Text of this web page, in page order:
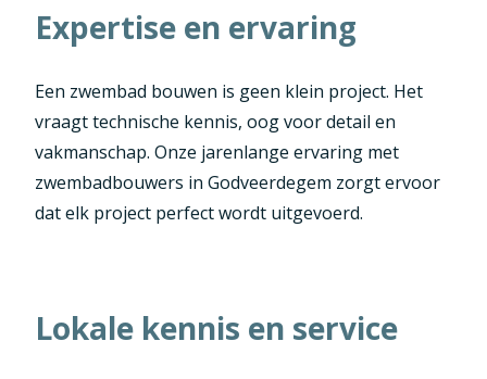
Expertise en ervaring
Een zwembad bouwen is geen klein project. Het
vraagt technische kennis, oog voor detail en
vakmanschap. Onze jarenlange ervaring met
zwembadbouwers in Godveerdegem zorgt ervoor
dat elk project perfect wordt uitgevoerd.
Lokale kennis en service